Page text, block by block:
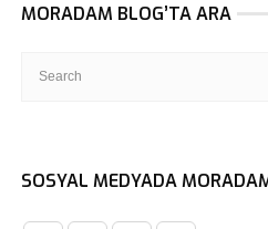
MORADAM BLOG’TA ARA
SOSYAL MEDYADA